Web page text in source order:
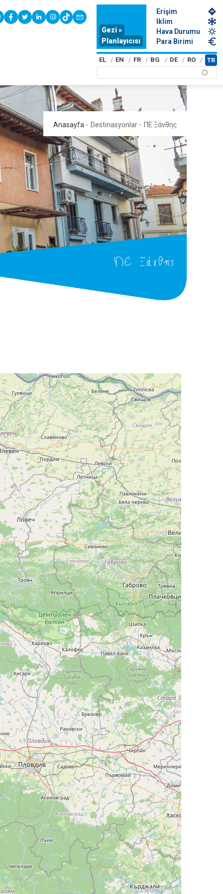
youtubefacebook
twitterlinkedininstagram
tiktokcontact
Gezi »
Planlayıcısı
Erişim
İklim
Hava Durumu
Para Birimi
EL EN FR BG DE RO TR
ΠΕ Ξάνθης
Anasayfa - Destinasyonlar - ΠΕ Ξάνθης